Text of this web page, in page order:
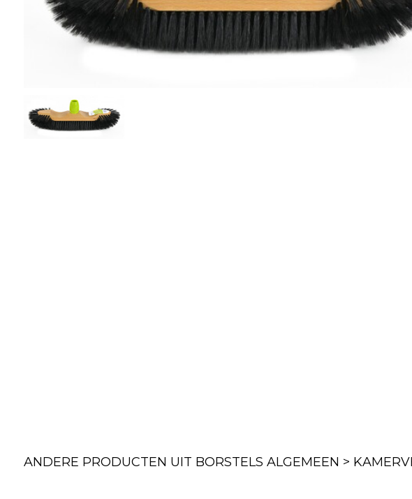
ANDERE PRODUCTEN UIT BORSTELS ALGEMEEN >